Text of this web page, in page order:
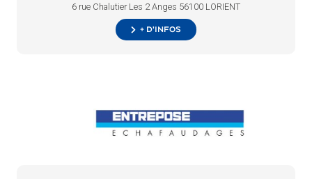
6 rue Chalutier Les 2 Anges 56100 LORIENT
+ d’infos